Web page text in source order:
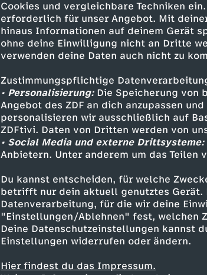
Cookies und vergleichbare Techniken
erforderlich für unser Angebot. Mit
hinaus Informationen auf deinem Gerät
ohne deine Einwilligung nicht an Dritte
verwenden deine Daten auch nicht zu
Zustimmungspflichtige
• Personalisierung:Die Speicherung von
Angebot des ZDF an dich anzupassen
personalisieren wir ausschließlich auf
ZDFtivi. Daten von Dritten werden von
• Social Media und externe Drittsysteme:
Anbietern. Unter anderem um das Teilen
Du kannst entscheiden, für welche
betrifft nur dein aktuell genutztes Gerät.
Datenverarbeitung, für die wir deine
"Einstellungen/Ablehnen" fest, welchen
Deine Datenschutzeinstellungen kannst
Einstellungen widerrufen oder ändern.
Hier findest du das Impressum.
Ähnliche Inhalte
Politik Magazin